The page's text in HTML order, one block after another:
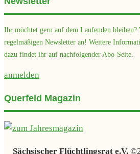
Ihr möchtet gern auf dem Laufenden bleiben?
regelmäßigen Newsletter an! Weitere
dazu findet ihr auf nachfolgender Abo-Seite.
anmelden
Querfeld Magazin
Sächsischer Flüchtlingsrat e.V.